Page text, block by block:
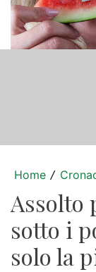
Home /
Assolto
sotto i
solo la